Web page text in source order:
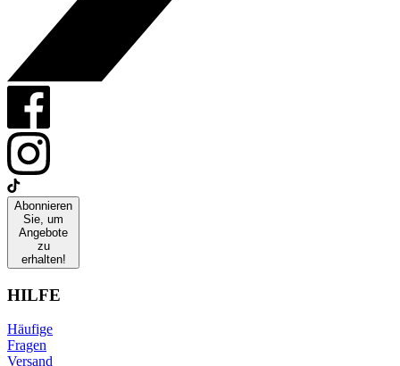
Abonnieren
Sie, um
Angebote
zu
erhalten!
HILFE
Häufige
Fragen
Versand